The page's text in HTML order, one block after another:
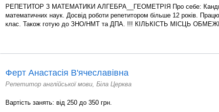
РЕПЕТИТОР З МАТЕМАТИКИ АЛГЕБРА__ГЕОМЕТРІЯ Про себе:
математичних наук. Досвід роботи репетитором більше 12 років.
клас. Також готую до ЗНО/НМТ та ДПА. !!! КІЛЬКІСТЬ МІСЦЬ
Ферт Анастасія В'ячеславівна
Репетитор англійської мови, Біла Церква
Вартість занять: від 250 до 350 грн.